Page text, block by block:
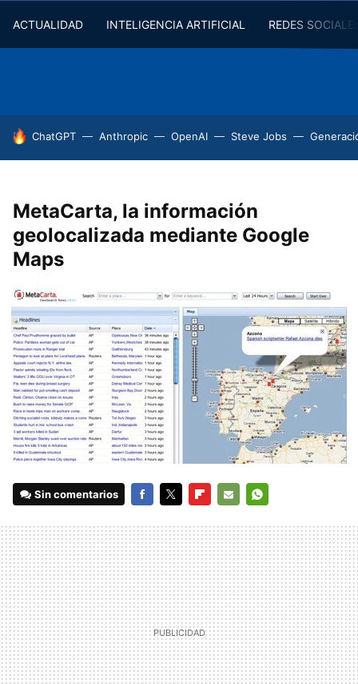
ACTUALIDAD INTELIGENCIA ARTIFICIAL REDES
HOY SE HABLA DE
ChatGPT Anthropic OpenAI Steve Jobs
MetaCarta, la información
geolocalizada mediante Google
Maps
Sin comentarios
MAIL